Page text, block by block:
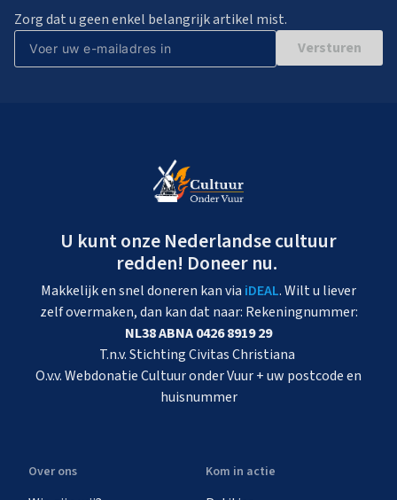
Zorg dat u geen enkel belangrijk artikel mist.
Versturen
U kunt onze Nederlandse cultuur
redden! Doneer nu.
Makkelijk en snel doneren kan via iDEAL. Wilt u liever
zelf overmaken, dan kan dat naar: Rekeningnummer:
NL38 ABNA 0426 8919 29
T.n.v. Stichting Civitas Christiana
O.v.v. Webdonatie Cultuur onder Vuur + uw postcode en
huisnummer
Over ons Kom in actie